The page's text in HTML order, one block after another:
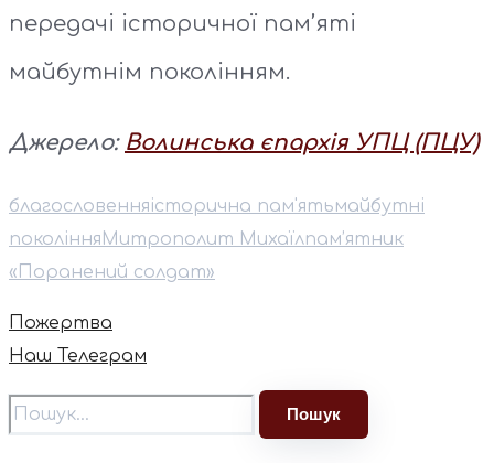
передачі історичної пам’яті
майбутнім поколінням.
Джерело: Волинська єпархія УПЦ (ПЦУ)
благословенняісторична пам'ятьмайбутні
покоління Митрополит Михаїлпам’ятник
«Поранений солдат»
Пожертва
Наш Телеграм